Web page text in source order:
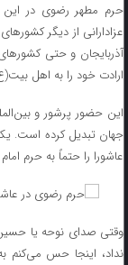
حرم مطهر رضوی در این
عزادارانی از دیگر
آذربایجان و حتی
ارادت خود را به اهل بیت(ع)
این حضور پرشور و
جهان تبدیل کرده است.
عاشورا را حتماً به حرم
وقتی صدای نوحه یا
نداد، اینجا حس می‌کنم به